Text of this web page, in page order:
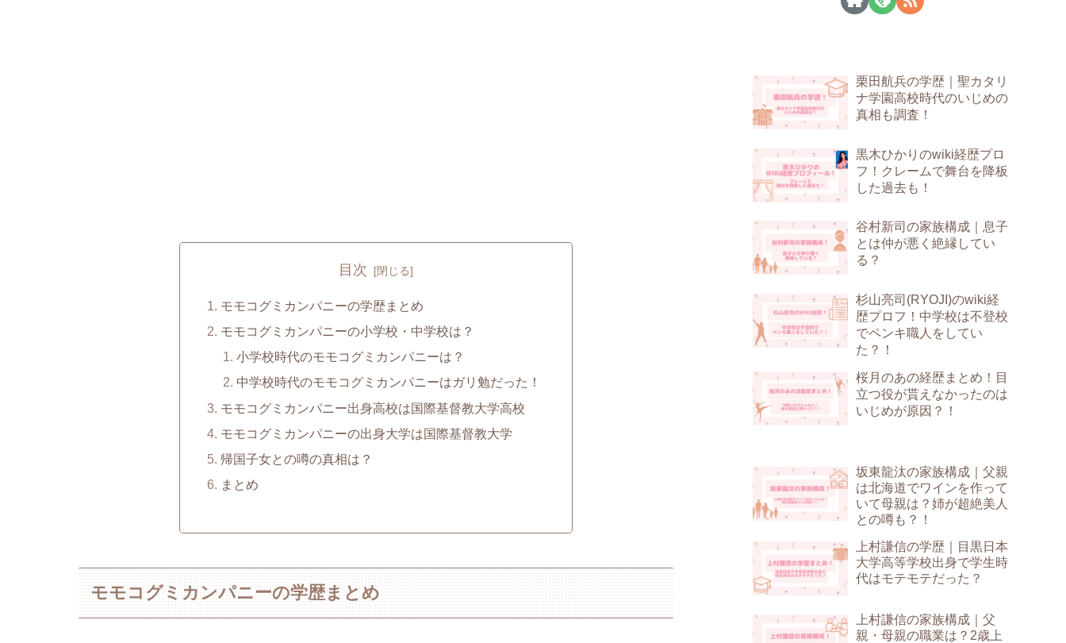
目次
モモコグミカンパニーの学歴まとめ
モモコグミカンパニーの小学校・中学校は？
小学校時代のモモコグミカンパニーは？
中学校時代のモモコグミカンパニーはガリ勉だった！
モモコグミカンパニー出身高校は国際基督教大学高校
モモコグミカンパニーの出身大学は国際基督教大学
帰国子女との噂の真相は？
まとめ
モモコグミカンパニーの学歴まとめ
栗田航兵の学歴｜聖カタリ
ナ学園高校時代のいじめの
真相も調査！
黒木ひかりのwiki経歴プロ
フ！クレームで舞台を降板
した過去も！
谷村新司の家族構成｜息子
とは仲が悪く絶縁してい
る？
杉山亮司(RYOJI)のwiki経
歴プロフ！中学校は不登校
でペンキ職人をしてい
た？！
桜月のあの経歴まとめ！目
立つ役が貰えなかったのは
いじめが原因？！
坂東龍汰の家族構成｜父親
は北海道でワインを作って
いて母親は？姉が超絶美人
との噂も？！
上村謙信の学歴｜目黒日本
大学高等学校出身で学生時
代はモテモテだった？
上村謙信の家族構成｜父
親・母親の職業は？2歳上